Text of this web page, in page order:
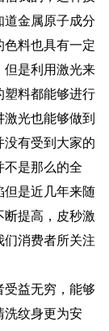
道金属原子成分
色料也具有一定
但是利用激光来
塑料都能够进行
光也能够做到
没有受到大家的
不是那么的全
但是近几年来随
断提高，皮秒激
们消费者所关注
受益无穷，能够
洗纹身更为安